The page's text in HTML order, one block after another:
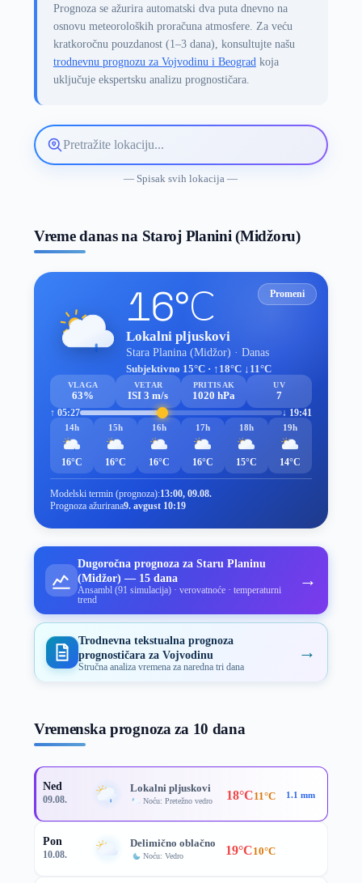
Prognoza se ažurira automatski dva puta dnevno na
osnovu meteoroloških proračuna atmosfere. Za veću
kratkoročnu pouzdanost (1–3 dana), konsultujte našu
trodnevnu prognozu za Vojvodinu i Beogradkoja
uključuje ekspertsku analizu prognostičara.
Pretražite
lokaciju
— Spisak svih lokacija —
Vreme danas na Staroj Planini (Midžoru)
Promeni
16°C
Lokalni pljuskovi
Stara Planina (Midžor) · Danas
Subjektivno 15°C · ↑18°C ↓11°C
VLAGA
63%
VETAR
ISI 3 m/s
PRITISAK
1020 hPa
UV
7
↑ 05:27
↓ 19:41
14h
16°C
15h
16°C
16h
16°C
17h
16°C
18h
15°C
19h
14°C
Modelski termin (prognoza):13:00, 09.08.
Prognoza ažurirana9. avgust 10:19
Dugoročna prognoza za Staru Planinu
(Midžor) — 15 dana
Ansambl (91 simulacija) · verovatnoće · temperaturni
trend
→
Trodnevna tekstualna prognoza
prognostičara za Vojvodinu
Stručna analiza vremena za naredna tri dana
→
Vremenska prognoza za 10 dana
Ned
09.08.
Lokalni pljuskovi
Noću: Pretežno vedro 18°C11°C 1.1 mm
Pon
10.08.
Delimično oblačno
Noću: Vedro 19°C10°C